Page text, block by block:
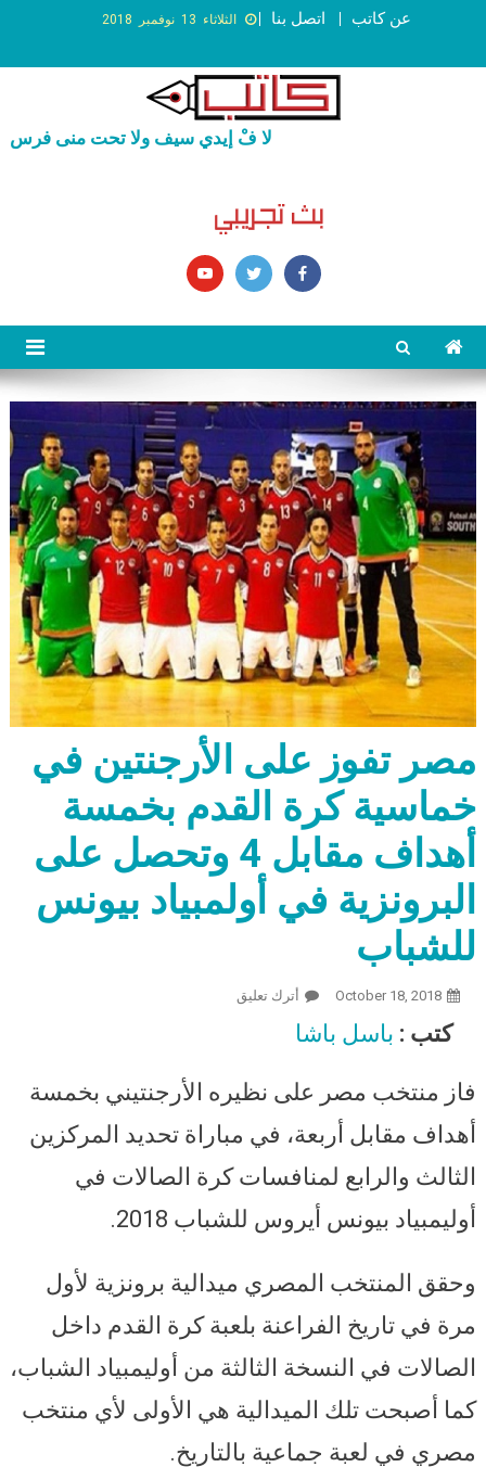
الثلاثاء 13 نوفمبر 2018 اتصل بنا عن كاتب
لا فْ إيدي سيف ولا تحت منى فرس
مصر تفوز على الأرجنتين في
خماسية كرة القدم بخمسة
أهداف مقابل 4 وتحصل على
البرونزية في أولمبياد بيونس
للشباب
October 18, 2018 أترك تعليق
كتب : باسل باشا
فاز منتخب مصر على نظيره الأرجنتيني بخمسة
أهداف مقابل أربعة، في مباراة تحديد المركزين
الثالث والرابع لمنافسات كرة الصالات في
أوليمبياد بيونس أيروس للشباب 2018.
وحقق المنتخب المصري ميدالية برونزية لأول
مرة في تاريخ الفراعنة بلعبة كرة القدم داخل
الصالات في النسخة الثالثة من أوليمبياد الشباب،
كما أصبحت تلك الميدالية هي الأولى لأي منتخب
مصري في لعبة جماعية بالتاريخ.